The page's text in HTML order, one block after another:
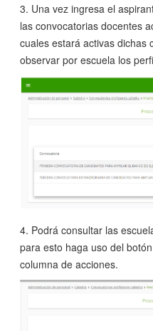
3. Una vez ingresa el
las convocatorias docentes
cuales estará activas dichas
observar por escuela los
4. Podrá consultar las
para esto haga uso del botón
columna de acciones.